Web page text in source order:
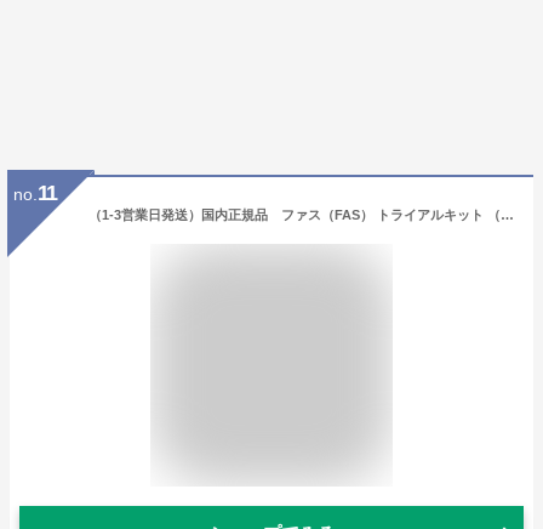
no. 11
（1-3営業日発送）国内正規品 ファス（FAS） トライアルキット （1週間分）